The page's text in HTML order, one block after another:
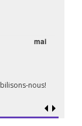
mai
nous!